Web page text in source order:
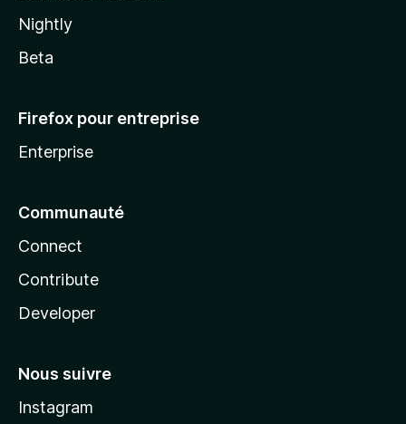
Nightly
Beta
Firefox pour entreprise
Enterprise
Communauté
Connect
Contribute
Developer
Nous suivre
Instagram